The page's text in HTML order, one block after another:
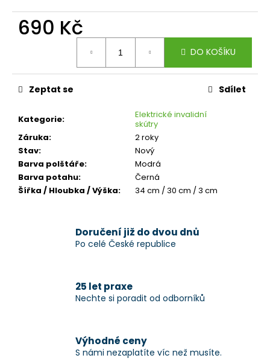
690 Kč
DO KOŠÍKU
Kategorie:
Elektrické invalidní
skútry
Záruka:
2 roky
Stav:
Nový
Barva polštáře:
Modrá
Barva potahu:
Černá
Šířka / Hloubka / Výška: 34 cm / 30 cm / 3 cm
Zeptat se Sdílet
Doručení již do dvou dnů
Po celé České republice
25 let praxe
Nechte si poradit od odborníků
Výhodné ceny
S námi nezaplatíte víc než musíte.
e
m